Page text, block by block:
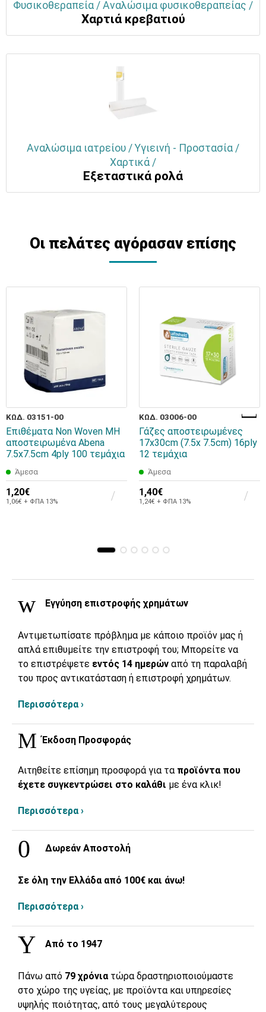
Φυσικοθεραπεία / Αναλώσιμα φυσικοθεραπείας /
Χαρτιά κρεβατιού
Αναλώσιμα ιατρείου / Υγιεινή - Προστασία /
Χαρτικά /
Εξεταστικά ρολά
Οι πελάτες αγόρασαν επίσης
ΚΩΔ. 03151-00
Επιθέματα Non Woven ΜΗ
αποστειρωμένα Abena
7.5x7.5cm 4ply 100 τεμάχια
Άμεσα
1,20€
1,06€ + ΦΠΑ 13%
ΚΩΔ. 03006-00
Γάζες αποστειρωμένες
17x30cm (7.5x 7.5cm) 16ply
12 τεμάχια
Άμεσα
1,40€
1,24€ + ΦΠΑ 13%
Εγγύηση επιστροφής χρημάτων
Αντιμετωπίσατε πρόβλημα με κάποιο προϊόν μας ή
απλά επιθυμείτε την επιστροφή του; Μπορείτε να
το επιστρέψετε εντός 14 ημερών από τη παραλαβή
του προς αντικατάσταση ή επιστροφή χρημάτων.
Περισσότερα ›
Έκδοση Προσφοράς
Αιτηθείτε επίσημη προσφορά για τα προϊόντα που
έχετε συγκεντρώσει στο καλάθι με ένα κλικ!
Περισσότερα ›
Δωρεάν Αποστολή
Σε όλη την Ελλάδα από 100€ και άνω!
Περισσότερα ›
Από το 1947
Πάνω από 79 χρόνια τώρα δραστηριοποιούμαστε
στο χώρο της υγείας, με προϊόντα και υπηρεσίες
υψηλής ποιότητας, από τους μεγαλύτερους